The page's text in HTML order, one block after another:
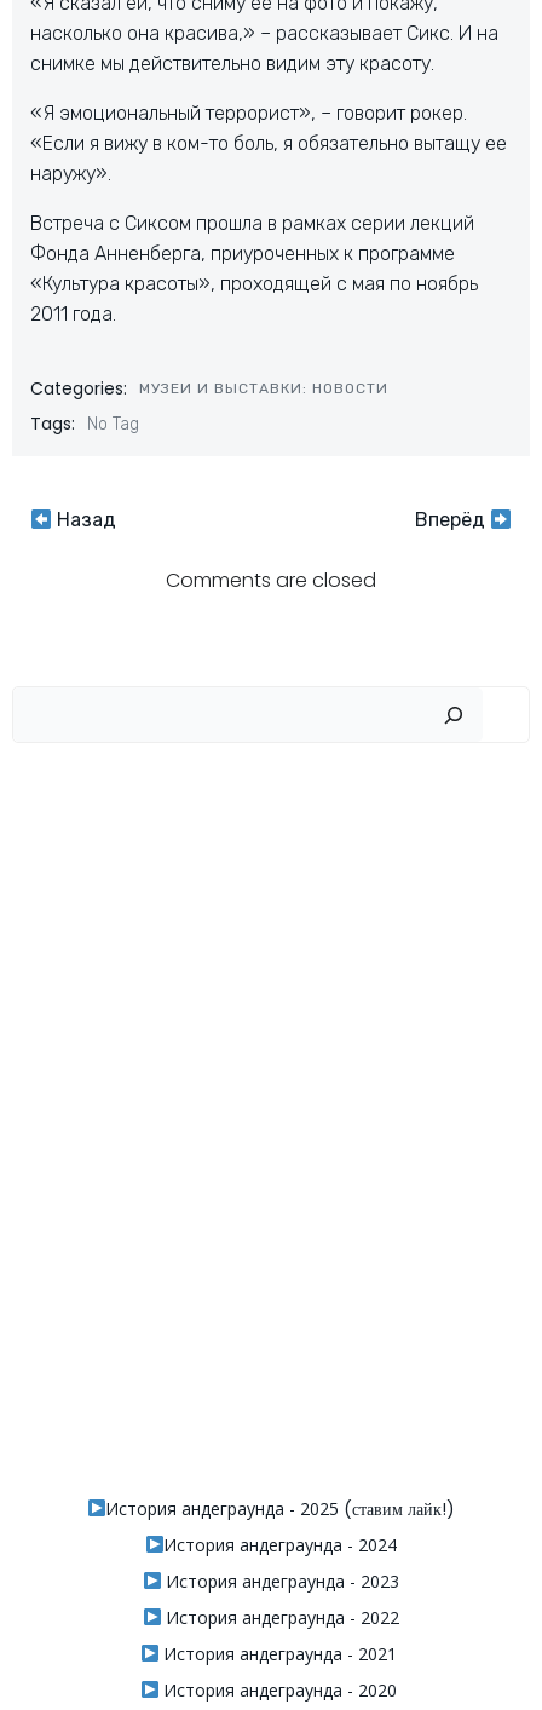
насколько она красива,» – рассказывает Сикс. И на
снимке мы действительно видим эту красоту.
«Я эмоциональный террорист», – говорит рокер.
«Если я вижу в ком-то боль, я обязательно вытащу ее
наружу».
Встреча с Сиксом прошла в рамках серии лекций
Фонда Анненберга, приуроченных к программе
«Культура красоты», проходящей с мая по ноябрь
2011 года.
Categories: МУЗЕИ И ВЫСТАВКИ: НОВОСТИ
Tags: No Tag
Навигация
Назад
Навигация
по
Вперёд
Comments are closed
История андеграунда - 2025 (ставим лайк!)
История андеграунда - 2024
История андеграунда - 2023
История андеграунда - 2022
История андеграунда - 2021
История андеграунда - 2020